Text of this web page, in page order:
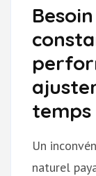
temps
Un
naturel